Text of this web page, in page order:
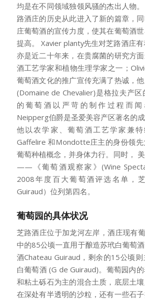
均是在不同领域独领风骚的杰出人物
路酒庄的历史从此进入了新的篇章，
庄葡萄酒的宣传力度，使其在葡萄酒
提高。 Xavier planty先生对芝路酒庄有
亦是近二十年来，在贵腐菌的研究方
酒工艺学家和植物生理学家之一；
葡萄酒文化的推广宣传充满了热诚，
(Domaine de Chevalier)是格拉夫产
的葡萄酒以严苛的制作过程而闻
Neipperg伯爵是圣爱美容产区著名的
他以农学家、葡萄酒工艺学家兼特
Gaffelire 和Mondotte庄主的身份领先
葡萄种植概念，并身体力行。同时，
——《葡萄酒观察家》(Wine
2008年度百大葡萄酒评选名单，
Guiraud）位列第四名。
葡萄园的具体状况
芝路酒庄位于加龙河左岸，酒庄现有
中的85公顷一直用于酿造苏玳白葡萄
酒Chateau Guiraud，剩余的15公顷
白葡萄酒 (G de Guiraud)。葡萄园内
和粘土砾石为主的混合土质，底层土
在深处有半透明的沙粒，还有一些石